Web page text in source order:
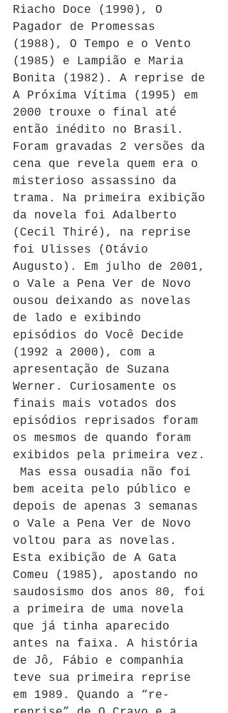
Riacho Doce (1990), O
Pagador de Promessas
(1988), O Tempo e o Vento
(1985) e Lampião e Maria
Bonita (1982). A reprise de
A Próxima Vítima (1995) em
2000 trouxe o final até
então inédito no Brasil.
Foram gravadas 2 versões da
cena que revela quem era o
misterioso assassino da
trama. Na primeira exibição
da novela foi Adalberto
(Cecil Thiré), na reprise
foi Ulisses (Otávio
Augusto). Em julho de 2001,
o Vale a Pena Ver de Novo
ousou deixando as novelas
de lado e exibindo
episódios do Você Decide
(1992 a 2000), com a
apresentação de Suzana
Werner. Curiosamente os
finais mais votados dos
episódios reprisados foram
os mesmos de quando foram
exibidos pela primeira vez.
Mas essa ousadia não foi
bem aceita pelo público e
depois de apenas 3 semanas
o Vale a Pena Ver de Novo
voltou para as novelas.
Esta exibição de A Gata
Comeu (1985), apostando no
saudosismo dos anos 80, foi
a primeira de uma novela
que já tinha aparecido
antes na faixa. A história
de Jô, Fábio e companhia
teve sua primeira reprise
em 1989. Quando a “re-